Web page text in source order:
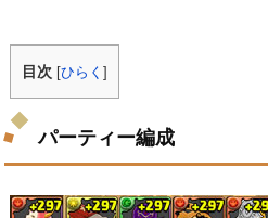
目次 [ひらく]
パーティー編成